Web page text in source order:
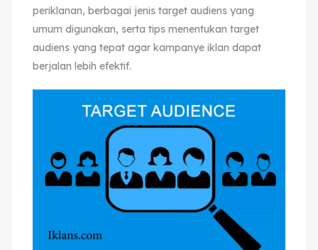
periklanan, berbagai jenis target audiens yang
umum digunakan, serta tips menentukan target
audiens yang tepat agar kampanye iklan dapat
berjalan lebih efektif.